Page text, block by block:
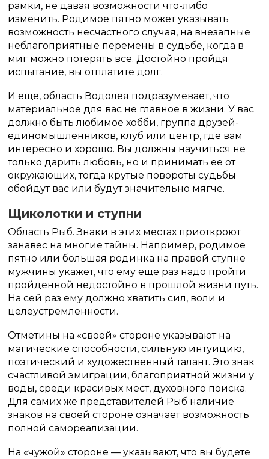
рамки, не давая возможности что-либо
изменить. Родимое пятно может указывать
возможность несчастного случая, на внезапные
неблагоприятные перемены в судьбе, когда в
миг можно потерять все. Достойно пройдя
испытание, вы отплатите долг.
И еще, область Водолея подразумевает, что
материальное для вас не главное в жизни. У вас
должно быть любимое хобби, группа друзей-
единомышленников, клуб или центр, где вам
интересно и хорошо. Вы должны научиться не
только дарить любовь, но и принимать ее от
окружающих, тогда крутые повороты судьбы
обойдут вас или будут значительно мягче.
Щиколотки и ступни
Область Рыб. Знаки в этих местах приоткроют
занавес на многие тайны. Например, родимое
пятно или большая родинка на правой ступне
мужчины укажет, что ему еще раз надо пройти
пройденной недостойно в прошлой жизни путь.
На сей раз ему должно хватить сил, воли и
целеустремленности.
Отметины на «своей» стороне указывают на
магические способности, сильную интуицию,
поэтический и художественный талант. Это знак
счастливой эмиграции, благоприятной жизни у
воды, среди красивых мест, духовного поиска.
Для самих же представителей Рыб наличие
знаков на своей стороне означает возможность
полной самореализации.
На «чужой» стороне — указывают, что вы будете